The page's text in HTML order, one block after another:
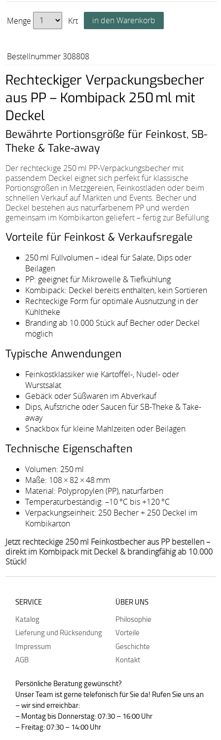
Menge Krt
Bestellnummer 308808
Rechteckiger Verpackungsbecher
aus PP – Kombipack 250 ml mit
Deckel
Bewährte Portionsgröße für Feinkost, SB-
Theke & Take-away
Der rechteckige 250 ml PP-Verpackungsbecher mit
passendem Deckel eignet sich perfekt für klassische
Portionsgrößen in Metzgereien, Feinkostläden oder beim
schnellen Verkauf auf Märkten und Events. Becher und
Deckel bestehen aus naturfarbenem PP und werden
gemeinsam im Kombikarton geliefert – fertig zur Befüllung.
Vorteile für Feinkost & Verkaufsregale
250 ml Füllvolumen – ideal für Salate, Dips oder
Beilagen
PP: geeignet für Mikrowelle & Tiefkühlung
Kombipack: Deckel bereits enthalten, kein Sortieren
Rechteckige Form für optimale Ausnutzung in der
Kühltheke
Branding ab 10.000 Stück auf Becher oder Deckel
möglich
Typische Anwendungen
Feinkostklassiker wie Kartoffel-, Nudel- oder
Wurstsalat
Gebäck oder Süßwaren im Abverkauf
Dips, Aufstriche oder Saucen für SB-Theke & Take-
away
Snackbox für kleine Mahlzeiten oder Beilagen
Technische Eigenschaften
Volumen: 250 ml
Maße: 108 × 82 × 48 mm
Material: Polypropylen (PP), naturfarben
Temperaturbeständig: –10 °C bis +120 °C
Verpackungseinheit: 250 Becher + 250 Deckel im
Kombikarton
Jetzt rechteckige 250 ml Feinkostbecher aus PP bestellen –
direkt im Kombipack mit Deckel & brandingfähig ab 10.000
Stück!
SERVICE
Katalog
Lieferung und Rücksendung
Impressum
AGB
ÜBER UNS
Philosophie
Vorteile
Geschichte
Kontakt
Persönliche Beratung gewünscht?
Unser Team ist gerne telefonisch für Sie da! Rufen Sie uns an
– wir sind erreichbar:
– Montag bis Donnerstag: 07:30 – 16:00 Uhr
– Freitag: 07:30 – 14:00 Uhr